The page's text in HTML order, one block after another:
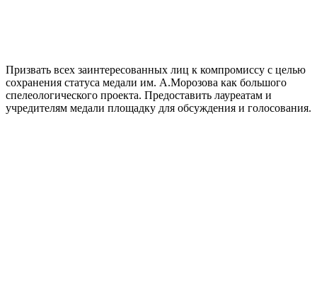
Призвать всех заинтересованных лиц к компромиссу с целью
сохранения статуса медали им. А.Морозова как большого
спелеологического проекта. Предоставить лауреатам и
учредителям медали площадку для обсуждения и голосования.